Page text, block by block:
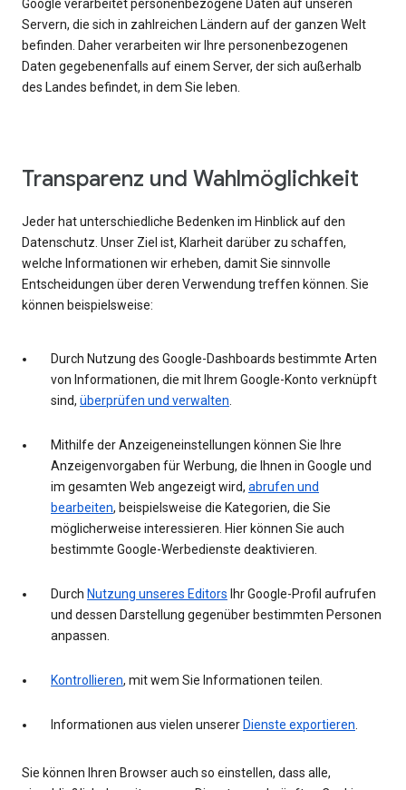
Google verarbeitet personenbezogene Daten auf unseren
Servern, die sich in zahlreichen Ländern auf der ganzen Welt
befinden. Daher verarbeiten wir Ihre personenbezogenen
Daten gegebenenfalls auf einem Server, der sich außerhalb
des Landes befindet, in dem Sie leben.
Transparenz und Wahlmöglichkeit
Jeder hat unterschiedliche Bedenken im Hinblick auf den
Datenschutz. Unser Ziel ist, Klarheit darüber zu schaffen,
welche Informationen wir erheben, damit Sie sinnvolle
Entscheidungen über deren Verwendung treffen können. Sie
können beispielsweise:
Durch Nutzung des Google-Dashboards bestimmte Arten
von Informationen, die mit Ihrem Google-Konto verknüpft
sind, überprüfen und verwalten.
Mithilfe der Anzeigeneinstellungen können Sie Ihre
Anzeigenvorgaben für Werbung, die Ihnen in Google und
im gesamten Web angezeigt wird, abrufen und
bearbeiten, beispielsweise die Kategorien, die Sie
möglicherweise interessieren. Hier können Sie auch
bestimmte Google-Werbedienste deaktivieren.
Durch Nutzung unseres Editors Ihr Google-Profil aufrufen
und dessen Darstellung gegenüber bestimmten Personen
anpassen.
Kontrollieren, mit wem Sie Informationen teilen.
Informationen aus vielen unserer Dienste exportieren.
Sie können Ihren Browser auch so einstellen, dass alle,